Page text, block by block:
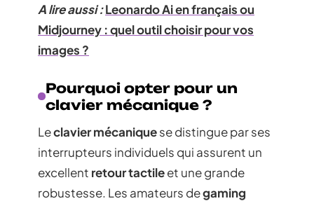
A lire aussi :Leonardo Ai en français ou
Midjourney : quel outil choisir pour vos
images ?
Pourquoi opter pour un
clavier mécanique ?
Leclavier mécaniquese distingue par ses
interrupteurs individuels qui assurent un
excellent retour tactileet une grande
robustesse. Les amateurs degaming